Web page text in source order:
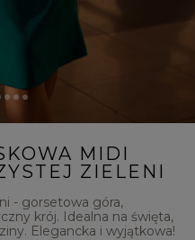
MIDI
ZIELENI
- gorsetowa góra,
krój. Idealna na święta,
Elegancka i wyjątkowa!